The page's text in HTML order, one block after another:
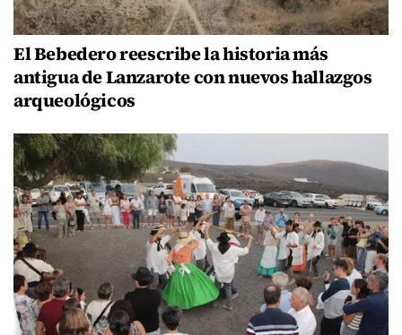
El Bebedero reescribe la historia más
antigua de Lanzarote con nuevos hallazgos
arqueológicos